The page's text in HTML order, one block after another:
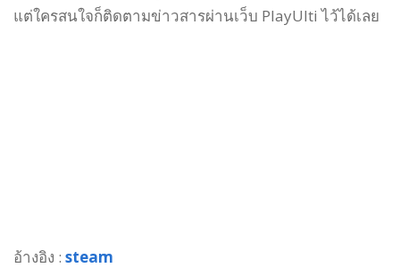
แต่ใครสนใจก็ติดตามข่าวสารผ่านเว็บ PlayUlti ไว้ได้เลย
อ้างอิง : steam